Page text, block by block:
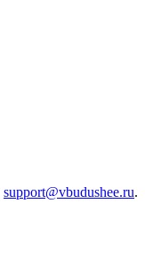
support@vbudushee.ru.